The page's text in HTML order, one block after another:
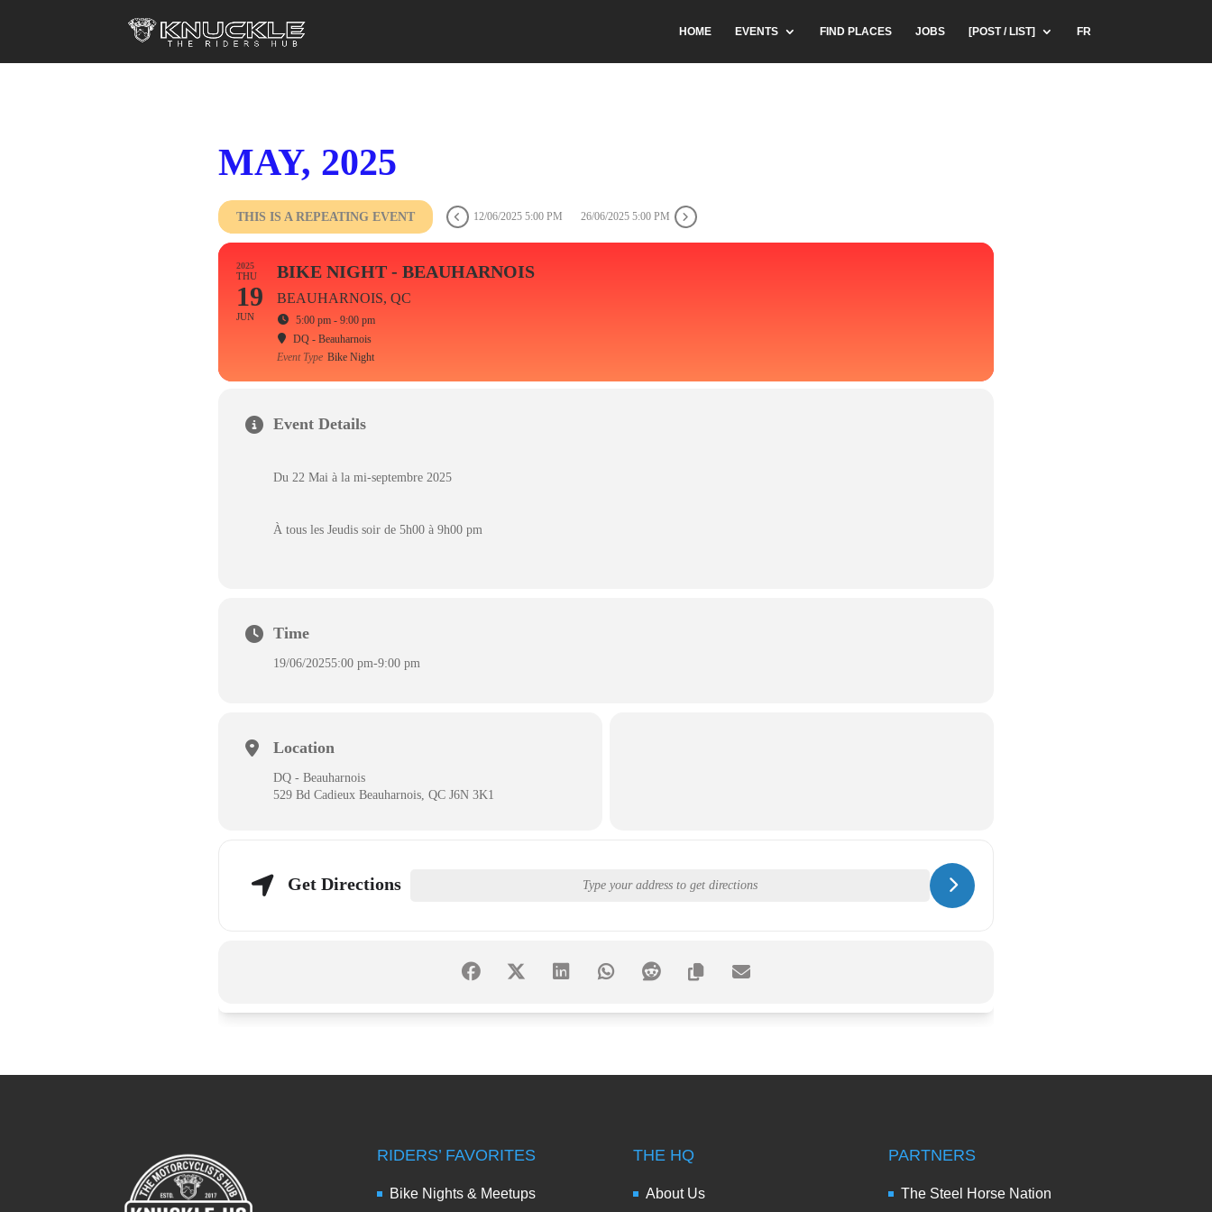
HOME EVENTS FIND PLACES JOBS [POST / LIST] FR
MAY, 2025
THIS IS A REPEATING EVENT 12/06/2025 5:00 PM 26/06/2025 5:00 PM
2025
THU
19
JUN
BIKE NIGHT - BEAUHARNOIS
BEAUHARNOIS, QC
5:00 pm - 9:00 pm
DQ - Beauharnois
Event Type Bike Night
Event Details
Du 22 Mai à la mi-septembre 2025
À tous les Jeudis soir de 5h00 à 9h00 pm
Time
19/06/20255:00 pm-9:00 pm
Location
DQ - Beauharnois
529 Bd Cadieux Beauharnois, QC J6N 3K1
Get Directions
RIDERS’ FAVORITES
Bike Nights & Meetups
THE HQ
About Us
PARTNERS
The Steel Horse Nation